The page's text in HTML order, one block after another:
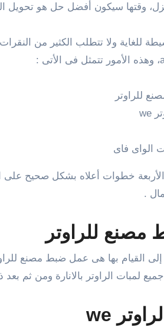
وقتها سيكون أفضل حل هو تحويل
للغاية ولا تتطلب الكثير من
للراوتر
الواى فاى
خطوات أعلاه بشكل صحيح
.
للراوتر
القيام بها هى عمل ضبط مصنع
لمبات الراوتر بالانارة ومن ثم